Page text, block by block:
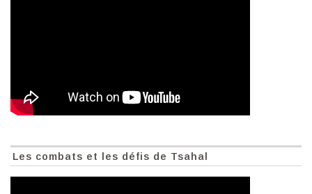
Les combats et les défis de Tsahal